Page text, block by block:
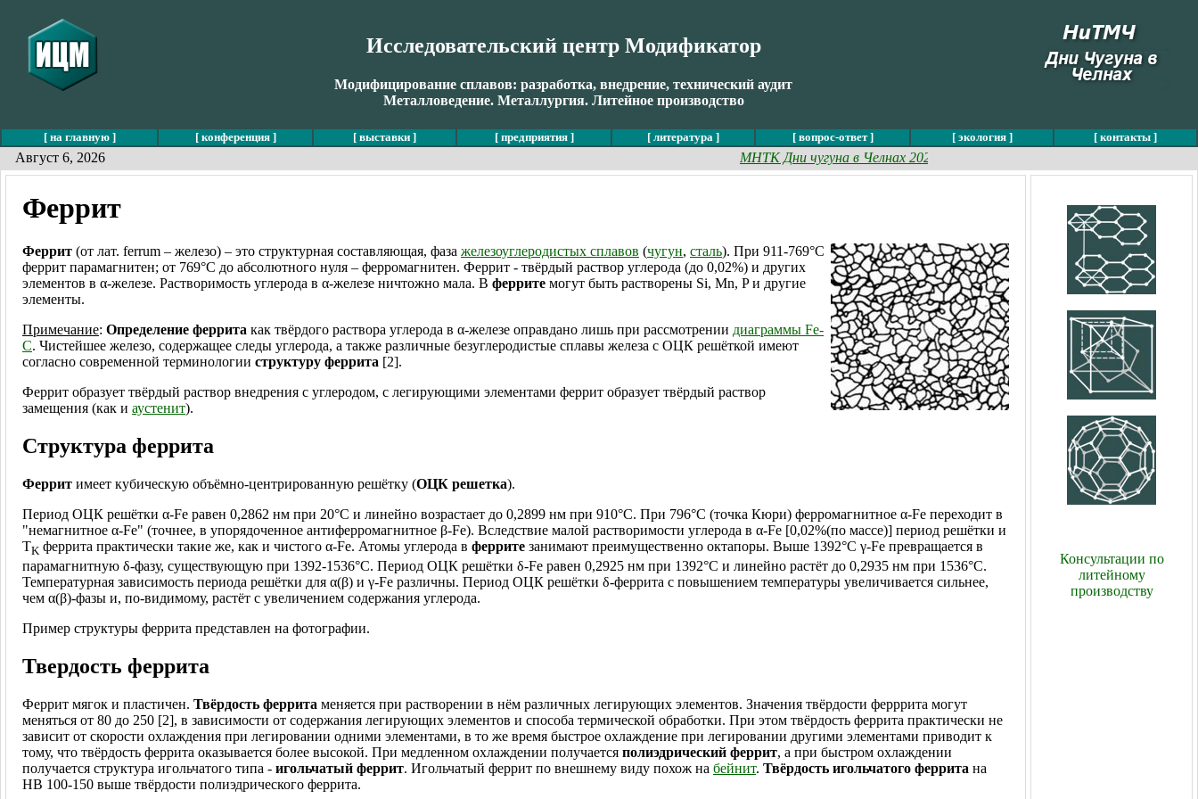
Исследовательский центр Модификатор
Модифицирование сплавов: разработка, внедрение, технический аудит
Металловедение. Металлургия. Литейное производство
[ на главную ] [ конференция ] [ выставки ] [ предприятия ] [ литература ] [ вопрос-ответ ] [ экология ] [ контакты ]
Август 6, 2026 МНТК Дни чугуна в Челнах 2024 успешно завершилась »
Феррит
Феррит (от лат. ferrum – железо) – это структурная составляющая, фаза железоуглеродистых сплавов (чугун, сталь). При 911-769°C
феррит парамагнитен; от 769°C до абсолютного нуля – ферромагнитен. Феррит - твёрдый раствор углерода (до 0,02%) и других
элементов в α-железе. Растворимость углерода в α-железе ничтожно мала. В феррите могут быть растворены Si, Mn, P и другие
элементы.
Примечание: Определение феррита как твёрдого раствора углерода в α-железе оправдано лишь при рассмотрении диаграммы Fe-
C. Чистейшее железо, содержащее следы углерода, а также различные безуглеродистые сплавы железа с ОЦК решёткой имеют
согласно современной терминологии структуру феррита [2].
Феррит образует твёрдый раствор внедрения с углеродом, с легирующими элементами феррит образует твёрдый раствор
замещения (как и аустенит).
Структура феррита
Феррит имеет кубическую объёмно-центрированную решётку (ОЦК решетка).
Период ОЦК решётки α-Fe равен 0,2862 нм при 20°C и линейно возрастает до 0,2899 нм при 910°C. При 796°C (точка Кюри) ферромагнитное α-Fe переходит в
"немагнитное α-Fe" (точнее, в упорядоченное антиферромагнитное β-Fe). Вследствие малой растворимости углерода в α-Fe [0,02%(по массе)] период решётки и
TK феррита практически такие же, как и чистого α-Fe. Атомы углерода в феррите занимают преимущественно октапоры. Выше 1392°C γ-Fe превращается в
парамагнитную δ-фазу, существующую при 1392-1536°C. Период ОЦК решётки δ-Fe равен 0,2925 нм при 1392°C и линейно растёт до 0,2935 нм при 1536°C.
Температурная зависимость периода решётки для α(β) и γ-Fe различны. Период ОЦК решётки δ-феррита с повышением температуры увеличивается сильнее,
чем α(β)-фазы и, по-видимому, растёт с увеличением содержания углерода.
Пример структуры феррита представлен на фотографии.
Твердость феррита
Феррит мягок и пластичен. Твёрдость феррита меняется при растворении в нём различных легирующих элементов. Значения твёрдости ферррита могут
меняться от 80 до 250 [2], в зависимости от содержания легирующих элементов и способа термической обработки. При этом твёрдость феррита практически не
зависит от скорости охлаждения при легировании одними элементами, в то же время быстрое охлаждение при легировании другими элементами приводит к
тому, что твёрдость феррита оказывается более высокой. При медленном охлаждении получается полиэдрический феррит, а при быстром охлаждении
получается структура игольчатого типа - игольчатый феррит. Игольчатый феррит по внешнему виду похож на бейнит. Твёрдость игольчатого феррита на
HB 100-150 выше твёрдости полиэдрического феррита.
Консультации по
литейному
производству